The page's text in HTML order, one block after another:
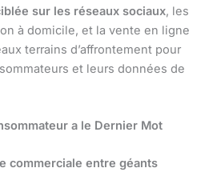
sur les réseaux sociaux, les
à domicile, et la vente en ligne
terrains d’affrontement pour
et leurs données de
a le Dernier Mot
commerciale entre géants